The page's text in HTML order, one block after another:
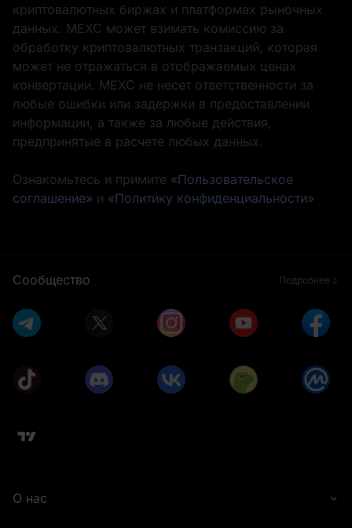
криптовалютных биржах и платформах рыночных
данных. MEXC может взимать комиссию за
обработку криптовалютных транзакций, которая
может не отражаться в отображаемых ценах
конвертации. MEXC не несет ответственности за
любые ошибки или задержки в предоставлении
информации, а также за любые действия,
предпринятые в расчете любых данных.
Ознакомьтесь и примите «Пользовательское
соглашение» и «Политику конфиденциальности»
Сообщество Подробнее
О нас